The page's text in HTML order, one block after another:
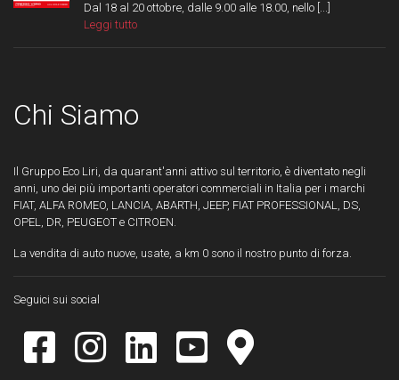
Dal 18 al 20 ottobre, dalle 9.00 alle 18.00, nello [...]
Leggi tutto
Chi Siamo
Il Gruppo Eco Liri, da quarant'anni attivo sul territorio, è diventato negli
anni, uno dei più importanti operatori commerciali in Italia per i marchi
FIAT, ALFA ROMEO, LANCIA, ABARTH, JEEP, FIAT PROFESSIONAL, DS,
OPEL, DR, PEUGEOT e CITROEN.
La vendita di auto nuove, usate, a km 0 sono il nostro punto di forza.
Seguici sui social